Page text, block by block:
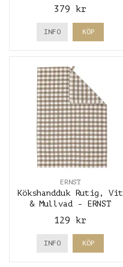
Vit - Boel & Jan
379 kr
INFO KÖP
ERNST
Kökshandduk Rutig, Vit
& Mullvad - ERNST
129 kr
INFO KÖP